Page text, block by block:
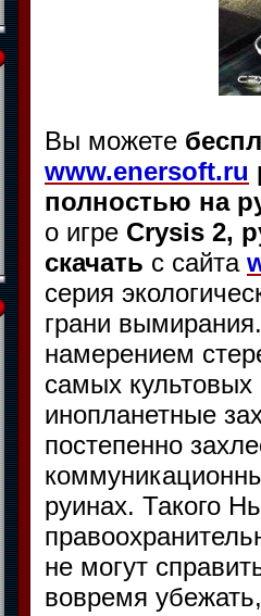
Вы можете
www.enersoft.ru
полностью на
о игре Crysis 2,
скачать с сайта
серия
грани
намерением
самых
инопланетные
постепенно
руинах. Такого
не могут
вовремя